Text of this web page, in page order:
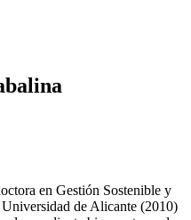
en Gestión Sostenible y
de Alicante (2010)